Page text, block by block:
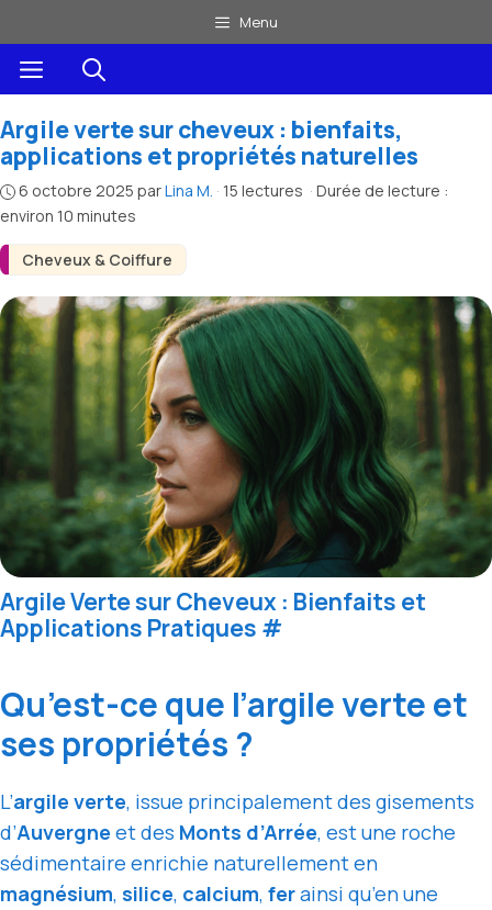
au
contenu
Menu
Menu
Cheveux & Coiffure
Argile verte sur cheveux : bienfaits,
applications et propriétés naturelles
6 octobre 2025 parLina M. · 15 lectures · Durée de lecture :
environ 10 minutes
Argile Verte sur Cheveux : Bienfaits et
Applications Pratiques #
Qu’est-ce que l’argile verte et
ses propriétés ?
L’argile verte, issue principalement des gisements
d’Auvergne et des Monts d’Arrée, est une roche
sédimentaire enrichie naturellement en
magnésium, silice, calcium, ferainsi qu’en une